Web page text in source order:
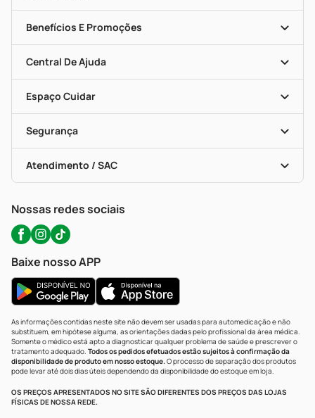
História
Nossas Lojas
Mapa De Categorias
Blog Da PP
Seja Uma Loja Parceira
Benefícios E Promoções
Clube PP
Convênios
Programa Popular Do Brasil
Encarte De Ofertas
Dermaclub
Descontos De Laboratório (PBM)
Cupons E Ofertas
Central De Ajuda
Entrega
Recompra Programada
Compras Com Receita
Alomed (tele-Entrega)
Formas De Pagamento
Troca E Devolução
Bulas De A A Z
Políticas De Marketplace
Espaço Cuidar
Vacinas
Serviços Farmacêuticos
Testes Rápidos
Autoteste Covid-19
Segurança
Certificado De Segurança
Portal Da Privacidade
Atendimento / SAC
WhatsApp (47) 9202-1687
Nossas redes sociais
Baixe nosso APP
As informações contidas neste site não devem ser usadas para automedicação e não
substituem, em hipótese alguma, as orientações dadas pelo profissional da área médica.
Somente o médico está apto a diagnosticar qualquer problema de saúde e prescrever o
tratamento adequado. Todos os pedidos efetuados estão sujeitos à confirmação da
disponibilidade de produto em nosso estoque.O processo de separação dos produtos
pode levar até dois dias úteis dependendo da disponibilidade do estoque em loja.
OS PREÇOS APRESENTADOS NO SITE SÃO DIFERENTES DOS PREÇOS DAS LOJAS
FÍSICAS DE NOSSA REDE.